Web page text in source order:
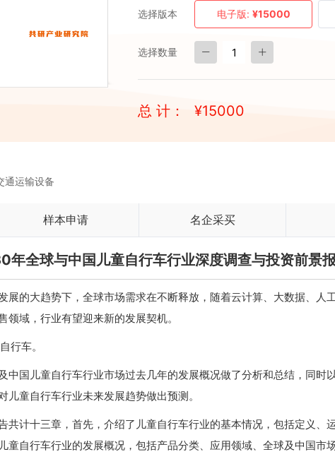
选择版本 电子版: ¥15000
选择数量
总 计： ¥15000
通运输设备
样本申请 名企采买
全球与中国儿童自行车行业深度调查与投资前景
展的大趋势下，全球市场需求在不断释放，随着云计算、大数据、人
域，行业有望迎来新的发展契机。
行车。
中国儿童自行车行业市场过去几年的发展概况做了分析和总结，同时
儿童自行车行业未来发展趋势做出预测。
共计十三章，首先，介绍了儿童自行车行业的基本情况，包括定义、
童自行车行业的发展概况，包括产品分类、应用领域、全球及中国市